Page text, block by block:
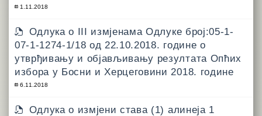
1.11.2018
Одлука о III измјенама Одлуке број:05-1-
07-1-1274-1/18 од 22.10.2018. године о
утврђивању и објављивању резултата Опћих
избора у Босни и Херцеговини 2018. године
6.11.2018
Одлука о измјени става (1) алинеја 1